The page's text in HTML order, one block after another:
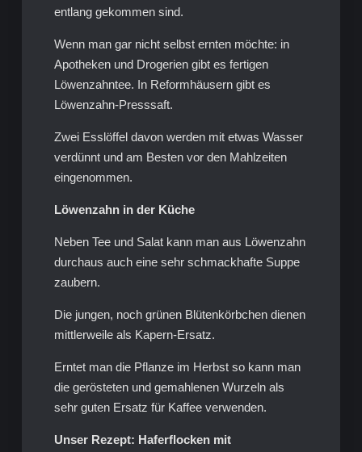
entlang gekommen sind.
Wenn man gar nicht selbst ernten möchte: in
Apotheken und Drogerien gibt es fertigen
Löwenzahntee. In Reformhäusern gibt es
Löwenzahn-Presssaft.
Zwei Esslöffel davon werden mit etwas Wasser
verdünnt und am Besten vor den Mahlzeiten
eingenommen.
Löwenzahn in der Küche
Neben Tee und Salat kann man aus Löwenzahn
durchaus auch eine sehr schmackhafte Suppe
zaubern.
Die jungen, noch grünen Blütenkörbchen dienen
mittlerweile als Kapern-Ersatz.
Erntet man die Pflanze im Herbst so kann man
die gerösteten und gemahlenen Wurzeln als
sehr guten Ersatz für Kaffee verwenden.
Unser Rezept: Haferflocken mit